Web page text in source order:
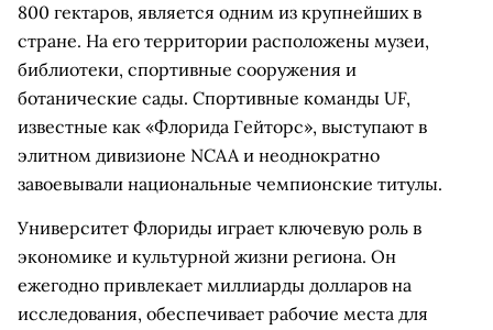
800 гектаров, является одним из крупнейших в
стране. На его территории расположены музеи,
библиотеки, спортивные сооружения и
ботанические сады. Спортивные команды UF,
известные как «Флорида Гейторс», выступают в
элитном дивизионе NCAA и неоднократно
завоевывали национальные чемпионские титулы.
Университет Флориды играет ключевую роль в
экономике и культурной жизни региона. Он
ежегодно привлекает миллиарды долларов на
исследования, обеспечивает рабочие места для